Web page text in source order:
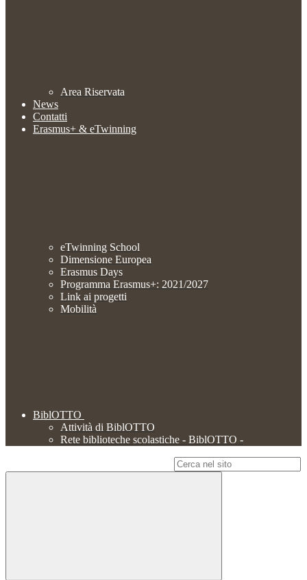
Area Riservata
News
Contatti
Erasmus+ & eTwinning
eTwinning School
Dimensione Europea
Erasmus Days
Programma Erasmus+: 2021/2027
Link ai progetti
Mobilità
BiblOTTO
Attività di BiblOTTO
Rete biblioteche scolastiche - BiblOTTO -